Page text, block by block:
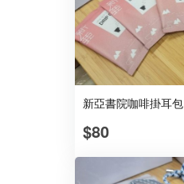
新亞書院咖啡掛耳包
$80